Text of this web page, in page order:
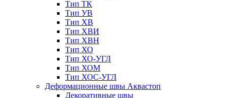
Тип ТК
Тип УВ
Тип ХВ
Тип ХВИ
Тип ХВН
Тип ХО
Тип ХО-УГЛ
Тип ХОМ
Тип ХОС-УГЛ
Деформационные швы Аквастоп
Декоративные швы